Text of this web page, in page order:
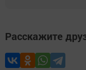
Расскажите